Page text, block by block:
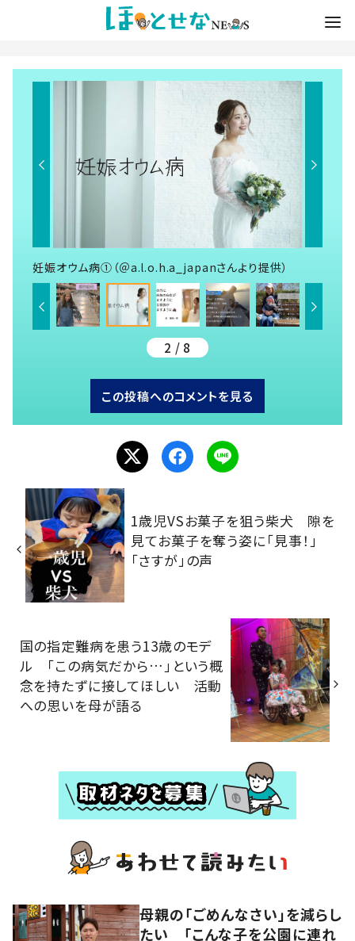
妊娠オウム病①（＠a.l.o.h.a_japanさんより提供）
2 / 8
この投稿へのコメントを見る
1歳児VSお菓子を狙う柴犬 隙を
見てお菓子を奪う姿に「見事！」
「さすが」の声
国の指定難病を患う13歳のモデ
ル 「この病気だから…」という概
念を持たずに接してほしい 活動
への思いを母が語る
母親の「ごめんなさい」を減らし
たい 「こんな子を公園に連れ